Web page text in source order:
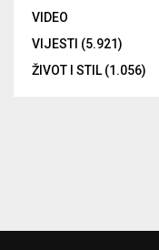
VIDEO
VIJESTI (5.921)
ŽIVOT I STIL(1.056)